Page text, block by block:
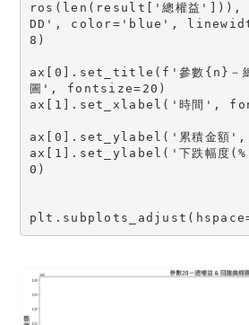
ros(len(result['總權益'])),
DD', color='blue',
8)
ax[0].set_title(f'參數{n}－總
圖', fontsize=20)
ax[1].set_xlabel('時間',
ax[0].set_ylabel('累積金額
ax[1].set_ylabel('下跌幅度
0)